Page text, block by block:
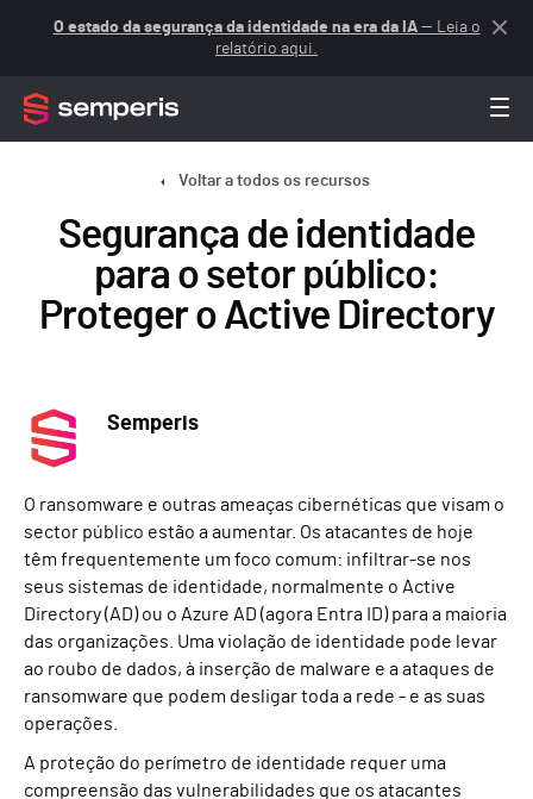
O estado da segurança da identidade na era da IA— Leia o
relatório aqui.
Voltar a todos os recursos
Segurança de identidade
para o setor público:
Proteger o Active Directory
Semperis
O ransomware e outras ameaças cibernéticas que visam o
sector público estão a aumentar. Os atacantes de hoje
têm frequentemente um foco comum: infiltrar-se nos
seus sistemas de identidade, normalmente o Active
Directory (AD) ou o Azure AD (agora Entra ID) para a maioria
das organizações. Uma violação de identidade pode levar
ao roubo de dados, à inserção de malware e a ataques de
ransomware que podem desligar toda a rede - e as suas
operações.
A proteção do perímetro de identidade requer uma
compreensão das vulnerabilidades que os atacantes